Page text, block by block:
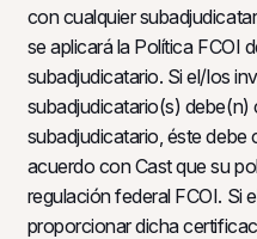
con cualquier
se aplicará la Política FCOI
subadjudicatario. Si el/los
subadjudicatario(s) debe(n)
subadjudicatario, éste debe
acuerdo con Cast que su
regulación federal FCOI. Si
proporcionar dicha